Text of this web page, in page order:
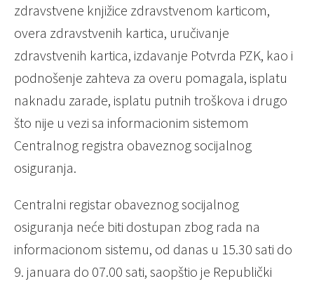
zdravstvene knjižice zdravstvenom karticom,
overa zdravstvenih kartica, uručivanje
zdravstvenih kartica, izdavanje Potvrda PZK, kao i
podnošenje zahteva za overu pomagala, isplatu
naknadu zarade, isplatu putnih troškova i drugo
što nije u vezi sa informacionim sistemom
Centralnog registra obaveznog socijalnog
osiguranja.
Centralni registar obaveznog socijalnog
osiguranja neće biti dostupan zbog rada na
informacionom sistemu, od danas u 15.30 sati do
9. januara do 07.00 sati, saopštio je Republički